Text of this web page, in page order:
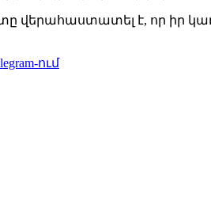
վերահաստատել է, որ իր
ում